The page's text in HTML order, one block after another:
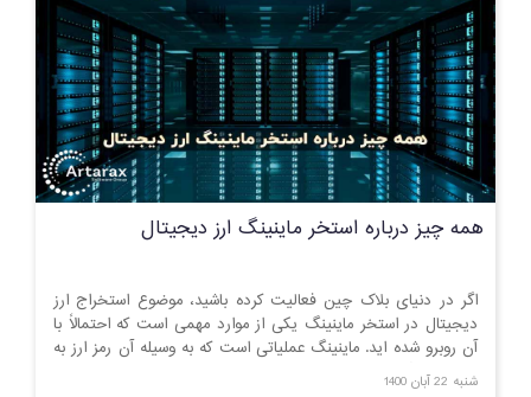
همه چیز درباره استخر ماینینگ ارز دیجیتال
اگر در دنیای بلاک چین فعالیت کرده باشید، موضوع استخراج ارز
دیجیتال در استخر ماینینگ یکی از موارد مهمی است که احتمالاً با
آن روبرو شده اید. ماینینگ عملیاتی است که به وسیله آن رمز ارز به
دست می آید.
شنبه 22 آبان 1400